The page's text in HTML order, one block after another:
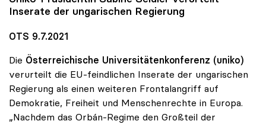
Inserate der ungarischen Regierung
OTS 9.7.2021
Die Österreichische Universitätenkonferenz (uniko)
verurteilt die EU-feindlichen Inserate der ungarischen
Regierung als einen weiteren Frontalangriff auf
Demokratie, Freiheit und Menschenrechte in Europa.
„Nachdem das Orbán-Regime den Großteil der